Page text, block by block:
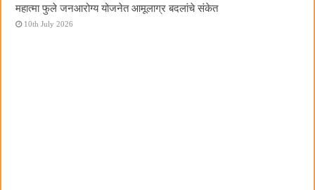
महात्मा फुले जनआरोग्य योजनेत आमूलाग्र बदलांचे संकेत
10th July 2026